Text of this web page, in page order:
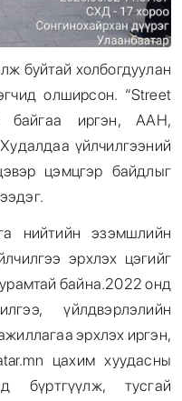
буйтай холбогдуулан
олширсон. “Street
байгаа иргэн, ААН,
үйлчилгээний
цэмцгэр байдлыг
нийтийн эзэмшлийн
эрхлэх цэгийг
байна.2022 онд
үйлдвэрлэлийн
эрхлэх иргэн,
цахим хуудасны
бүртгүүлж, тусгай